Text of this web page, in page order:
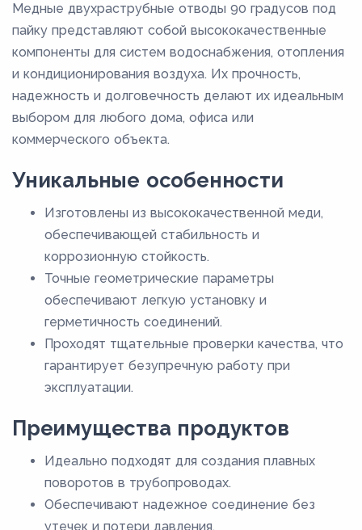
42
53,6
54
66,7
70
76,1
80
88,9
9
Медные двухраструбные отводы 90 градусов под
пайку представляют собой высококачественные
компоненты для систем водоснабжения, отопления
и кондиционирования воздуха. Их прочность,
надежность и долговечность делают их идеальным
выбором для любого дома, офиса или
коммерческого объекта.
Уникальные особенности
Изготовлены из высококачественной меди,
обеспечивающей стабильность и
коррозионную стойкость.
Точные геометрические параметры
обеспечивают легкую установку и
герметичность соединений.
Проходят тщательные проверки качества, что
гарантирует безупречную работу при
эксплуатации.
Преимущества продуктов
Идеально подходят для создания плавных
поворотов в трубопроводах.
Обеспечивают надежное соединение без
утечек и потери давления.